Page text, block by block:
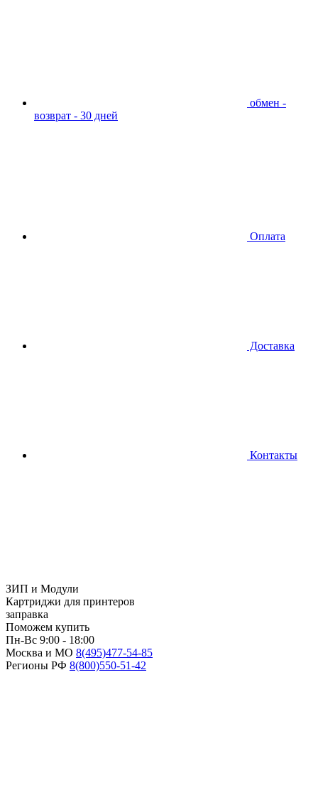
обмен -
возврат - 30 дней
Оплата
Доставка
Контакты
ЗИП и Модули
Картриджи для принтеров
заправка
Поможем купить
Пн-Вс 9:00 - 18:00
Москва и МО 8(495)477-54-85
Регионы РФ 8(800)550-51-42